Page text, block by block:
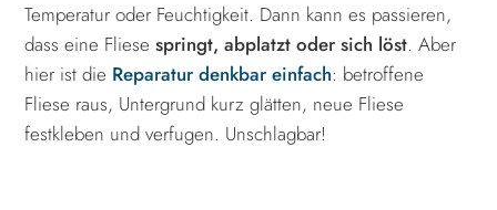
Temperatur oder Feuchtigkeit. Dann kann es passieren,
dass eine Fliesespringt, abplatzt oder sich löst. Aber
hier ist die Reparatur denkbar einfach: betroffene
Fliese raus, Untergrund kurz glätten, neue Fliese
festkleben und verfugen. Unschlagbar!